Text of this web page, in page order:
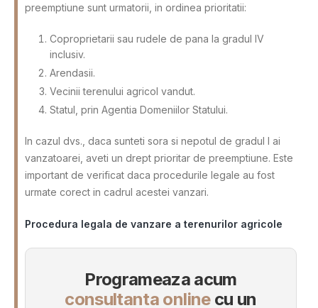
preemptiune sunt urmatorii, in ordinea prioritatii:
Coproprietarii sau rudele de pana la gradul IV
inclusiv.
Arendasii.
Vecinii terenului agricol vandut.
Statul, prin Agentia Domeniilor Statului.
In cazul dvs., daca sunteti sora si nepotul de gradul I ai
vanzatoarei, aveti un drept prioritar de preemptiune. Este
important de verificat daca procedurile legale au fost
urmate corect in cadrul acestei vanzari.
Procedura legala de vanzare a terenurilor agricole
Programeaza acum
consultanta onlinecu un